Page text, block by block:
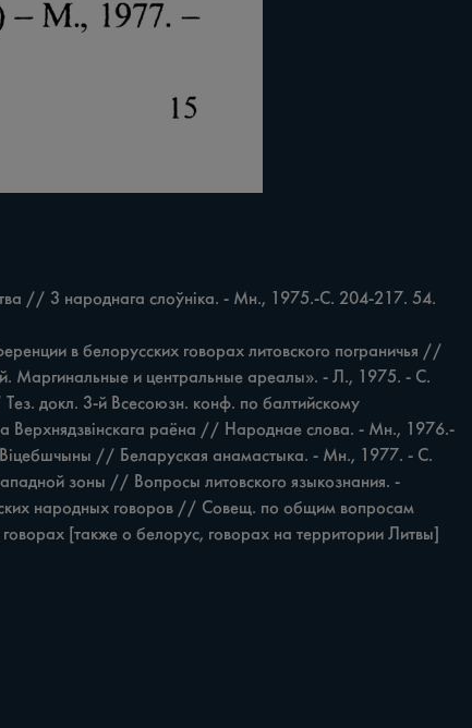
// 3 народнага слоўніка. - Мн., 1975.-С. 204-217. 54.
Маргинальные и центральные ареалы». - Л., 1975. - С.
докл. 3-й Всесоюзн. конф. по балтийскому
Верхнядзвінскага раёна // Народнае слова. - Мн., 1976.-
// Беларуская анамастыка. - Мн., 1977. - C.
зоны // Вопросы литовского языкознания. -
народных говоров // Совещ. по общим вопросам
[также о белорус, говорах на территории Литвы]